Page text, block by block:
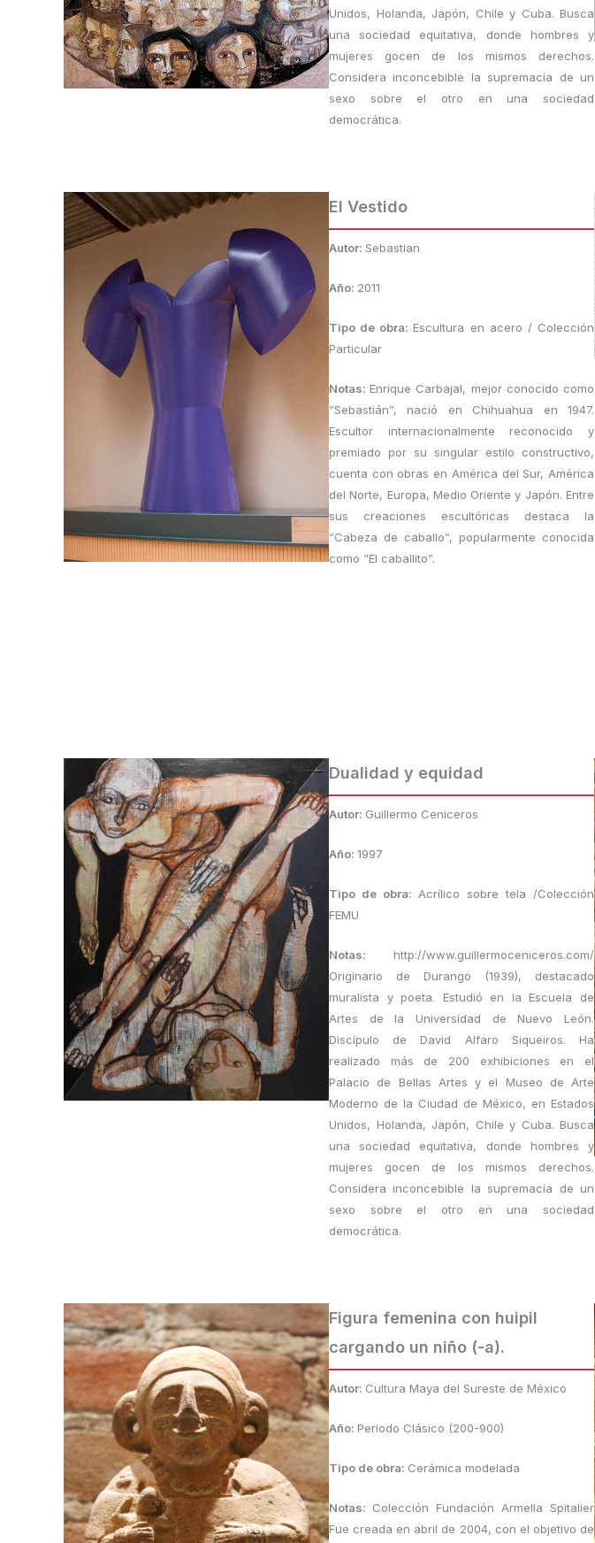
Unidos, Holanda, Japón, Chile y Cuba. Busca
una sociedad equitativa, donde hombres y
mujeres gocen de los mismos derechos.
Considera inconcebible la supremacía de un
sexo sobre el otro en una sociedad
democrática.
El Vestido
Autor: Sebastian
Año: 2011
Tipo de obra: Escultura en acero / Colección
Particular
Notas: Enrique Carbajal, mejor conocido como
“Sebastián”, nació en Chihuahua en 1947.
Escultor internacionalmente reconocido y
premiado por su singular estilo constructivo,
cuenta con obras en América del Sur, América
del Norte, Europa, Medio Oriente y Japón. Entre
sus creaciones escultóricas destaca la
“Cabeza de caballo”, popularmente conocida
como “El caballito”.
Dualidad y equidad
Autor: Guillermo Ceniceros
Año: 1997
Tipo de obra: Acrílico sobre tela /Colección
FEMU
Notas: http://www.guillermoceniceros.com/
Originario de Durango (1939), destacado
muralista y poeta. Estudió en la Escuela de
Artes de la Universidad de Nuevo León.
Discípulo de David Alfaro Siqueiros. Ha
realizado más de 200 exhibiciones en el
Palacio de Bellas Artes y el Museo de Arte
Moderno de la Ciudad de México, en Estados
Unidos, Holanda, Japón, Chile y Cuba. Busca
una sociedad equitativa, donde hombres y
mujeres gocen de los mismos derechos.
Considera inconcebible la supremacía de un
sexo sobre el otro en una sociedad
democrática.
Figura femenina con huipil
cargando un niño (-a).
Autor: Cultura Maya del Sureste de México
Año: Periodo Clásico (200-900)
Tipo de obra: Cerámica modelada
Notas: Colección Fundación Armella Spitalier
Fue creada en abril de 2004, con el objetivo de